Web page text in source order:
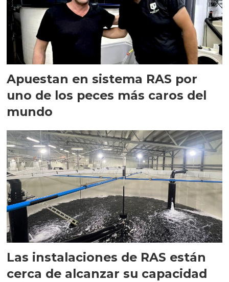
Apuestan en sistema RAS por
uno de los peces más caros del
mundo
Las instalaciones de RAS están
cerca de alcanzar su capacidad